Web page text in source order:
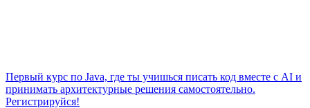
Первый курс по Java, где ты учишься писать код вместе с AI и
принимать архитектурные решения самостоятельно.
Регистрируйся!